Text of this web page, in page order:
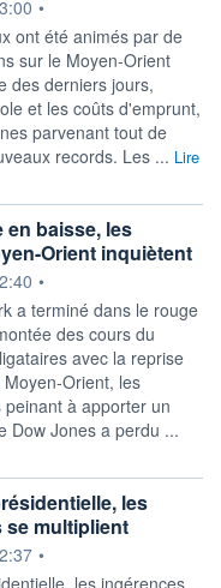
•
ont été animés par de
sur le Moyen-Orient
des derniers jours,
et les coûts d'emprunt,
parvenant tout de
records. Les ... Lire
en baisse, les
Orient inquiètent
•
a terminé dans le rouge
des cours du
avec la reprise
Orient, les
à apporter un
Dow Jones a perdu ...
les
se multiplient
•